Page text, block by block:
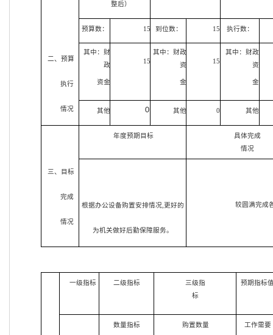
二、预算
执行
情况
整后）
预算数： 15 到位数： 15 执行数：
其中：财
政
资金
15
其中：财政
资
金
15
其中：财政
资
金
其他 0 其他 0 其他
三、目标
完成
情况
年度预期目标
具体完成
情况
根据办公设备购置安排情况,更好的
为机关做好后勤保障服务。
较圆满完成
一级指标 二级指标
三级指
标
预期指标
数量指标 购置数量 工作需要